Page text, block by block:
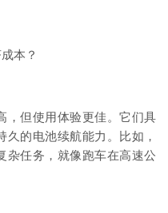
本？
，但使用体验更佳。它们具
的电池续航能力。比如，
杂任务，就像跑车在高速公